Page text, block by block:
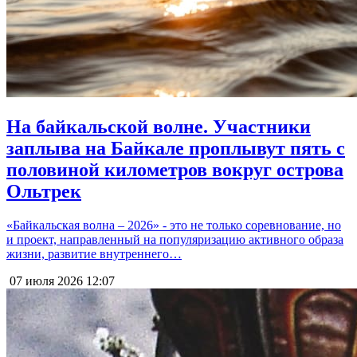
На байкальской волне. Участники
заплыва на Байкале проплывут пять с
половиной километров вокруг острова
Ольтрек
«Байкальская волна – 2026» - это не только соревнование, но
и проект, направленный на популяризацию активного образа
жизни, развитие внутреннего…
07 июля 2026 12:07